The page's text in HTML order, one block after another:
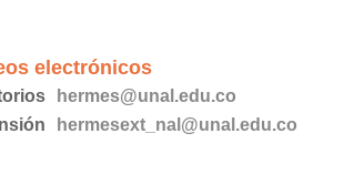
electrónicos
hermes@unal.edu.co
hermesext_nal@unal.edu.co